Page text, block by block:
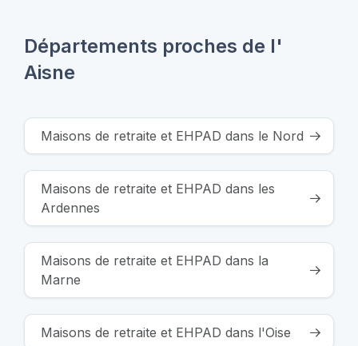
Départements proches de l'
Aisne
Maisons de retraite et EHPAD dans le Nord
Maisons de retraite et EHPAD dans les
Ardennes
Maisons de retraite et EHPAD dans la
Marne
Maisons de retraite et EHPAD dans l'Oise